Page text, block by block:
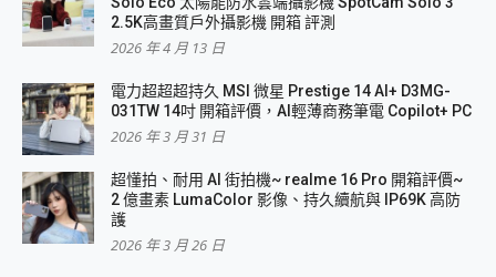
2.5K高畫質戶外攝影機 開箱 評測
2026 年 4 月 13 日
電力超超超持久 MSI 微星 Prestige 14 AI+ D3MG-
031TW 14吋 開箱評價，AI輕薄商務筆電 Copilot+ PC
2026 年 3 月 31 日
超懂拍、耐用 AI 街拍機~ realme 16 Pro 開箱評價~
2 億畫素 LumaColor 影像、持久續航與 IP69K 高防
護
2026 年 3 月 26 日